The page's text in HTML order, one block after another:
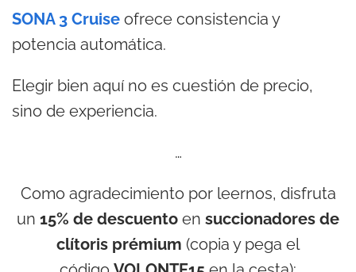
SONA 3 Cruise ofrece consistencia y
potencia automática.
Elegir bien aquí no es cuestión de precio,
sino de experiencia.
…
Como agradecimiento por leernos, disfruta
un 15% de descuento en succionadores de
clítoris prémium (copia y pega el